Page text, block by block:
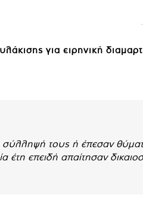
για ειρηνική
σύλληψή τους ή έπεσαν
επειδή απαίτησαν